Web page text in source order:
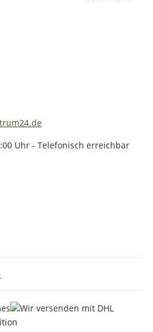
Uhr - Telefonisch erreichbar